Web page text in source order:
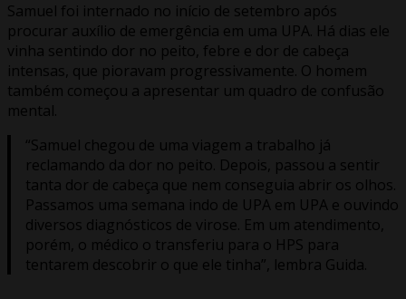
Samuel foi internado no início de setembro após
procurar auxílio de emergência em uma UPA. Há dias ele
vinha sentindo dor no peito, febre e dor de cabeça
intensas, que pioravam progressivamente. O homem
também começou a apresentar um quadro de confusão
mental.
“Samuel chegou de uma viagem a trabalho já
reclamando da dor no peito. Depois, passou a sentir
tanta dor de cabeça que nem conseguia abrir os olhos.
Passamos uma semana indo de UPA em UPA e ouvindo
diversos diagnósticos de virose. Em um atendimento,
porém, o médico o transferiu para o HPS para
tentarem descobrir o que ele tinha”, lembra Guida.